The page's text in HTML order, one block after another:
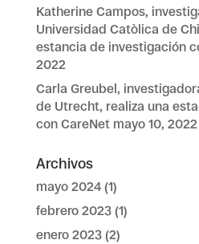
Katherine Campos,
Universidad Catòlica de
estancia de investigación
2022
Carla Greubel,
de Utrecht, realiza una
con CareNet mayo 10, 2022
Archivos
mayo 2024(1)
febrero 2023(1)
enero 2023(2)